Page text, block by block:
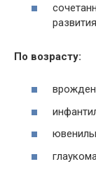
По возрасту: